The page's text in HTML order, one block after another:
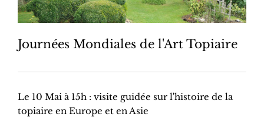
Journées Mondiales de l'Art Topiaire
Le 10 Mai à 15h : visite guidée sur l'histoire de la
topiaire en Europe et en Asie